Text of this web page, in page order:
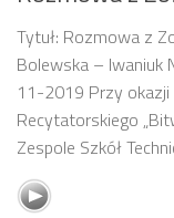
Tytuł: Rozmowa z
Bolewska – Iwaniuk
11-2019 Przy okazji
Recytatorskiego
Zespole Szkół